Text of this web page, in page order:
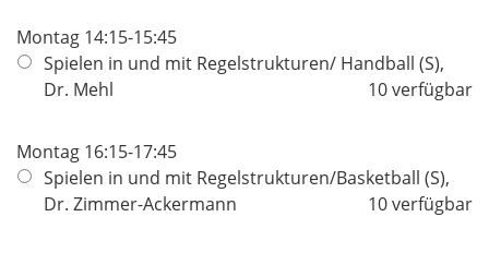
Montag 14:15-15:45
Spielen in und mit Regelstrukturen/ Handball (S),
Dr. Mehl
10 verfügbar
Montag 16:15-17:45
Spielen in und mit Regelstrukturen/Basketball (S),
Dr. Zimmer-Ackermann
10 verfügbar